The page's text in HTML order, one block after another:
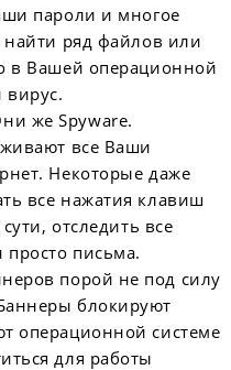
пароли и многое
ряд файлов или
в Вашей операционной
вирус.
же Spyware.
все Ваши
Некоторые даже
все нажатия клавиш
отследить все
письма.
порой не под силу
блокируют
операционной системе
для работы